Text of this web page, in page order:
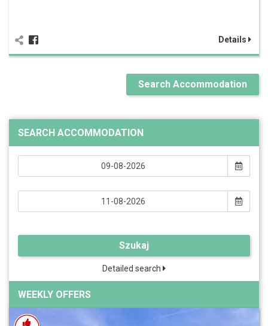
Details
Search Accommodation
SEARCH ACCOMMODATION
Szukaj
Detailed search
WEEKLY OFFERS